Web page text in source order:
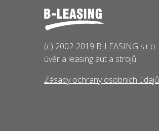
(c) 2002-2019 B-LEASING s.r.o.
úvěr a leasing aut a strojů
Zásady ochrany osobních údajů